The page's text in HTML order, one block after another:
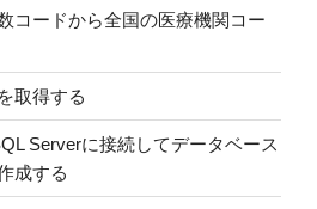
コードから全国の医療機関コー
取得する
Serverに接続してデータベース
成する